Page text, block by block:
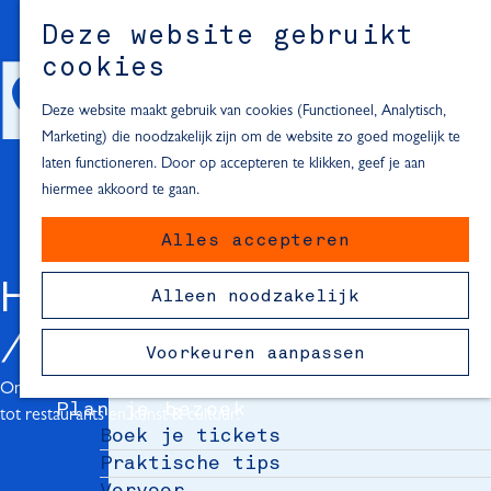
Deze website gebruikt
cookies
Deze website maakt gebruik van cookies (Functioneel, Analytisch,
Marketing) die noodzakelijk zijn om de website zo goed mogelijk te
laten functioneren. Door op accepteren te klikken, geef je aan
hiermee akkoord te gaan.
Alles accepteren
Alleen noodzakelijk
Voorkeuren aanpassen
M
e
n
u
Inspiratie voor een dagje Delft
Dagje naar het strand
Fietsen in de omgeving van Delft
Must-see attracties in de buurt
van Delft
Blijven slapen
24 uur in Delft
48 uur in Delft
72 uur in Delft
Overnachtingslocaties in Delft
Plan je bezoek
Boek je tickets
Praktische tips
HARTJE DELFT
Ontdek alle locaties in de Delftse binnenstad. Van winkels
tot restaurants en kunst & cultuur.